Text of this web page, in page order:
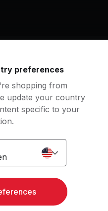
und
preferences
shopping from
update your country
specific to your